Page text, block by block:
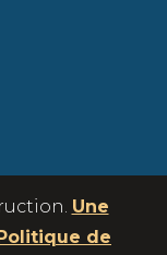
Une
de